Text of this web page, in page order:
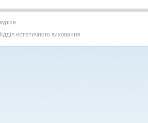
естетичного виховання